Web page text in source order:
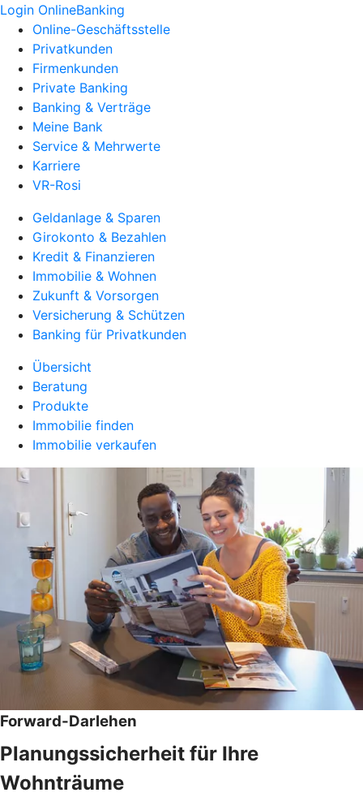
Login OnlineBanking
Online-Geschäftsstelle
Privatkunden
Firmenkunden
Private Banking
Banking & Verträge
Meine Bank
Service & Mehrwerte
Karriere
VR-Rosi
Geldanlage & Sparen
Girokonto & Bezahlen
Kredit & Finanzieren
Immobilie & Wohnen
Zukunft & Vorsorgen
Versicherung & Schützen
Banking für Privatkunden
Übersicht
Beratung
Produkte
Immobilie finden
Immobilie verkaufen
Forward-Darlehen
Planungssicherheit für Ihre
Wohnträume